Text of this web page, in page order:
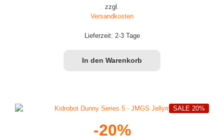
zzgl.
Versandkosten
Lieferzeit: 2-3 Tage
In den Warenkorb
-20%
SALE 20%